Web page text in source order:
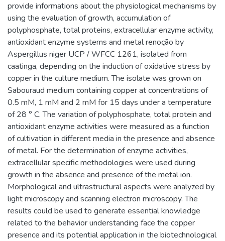
provide informations about the physiological mechanisms by
using the evaluation of growth, accumulation of
polyphosphate, total proteins, extracellular enzyme activity,
antioxidant enzyme systems and metal renoção by
Aspergillus niger UCP / WFCC 1261, isolated from
caatinga, depending on the induction of oxidative stress by
copper in the culture medium. The isolate was grown on
Sabouraud medium containing copper at concentrations of
0.5 mM, 1 mM and 2 mM for 15 days under a temperature
of 28 ° C. The variation of polyphosphate, total protein and
antioxidant enzyme activities were measured as a function
of cultivation in different media in the presence and absence
of metal. For the determination of enzyme activities,
extracellular specific methodologies were used during
growth in the absence and presence of the metal ion.
Morphological and ultrastructural aspects were analyzed by
light microscopy and scanning electron microscopy. The
results could be used to generate essential knowledge
related to the behavior understanding face the copper
presence and its potential application in the biotechnological